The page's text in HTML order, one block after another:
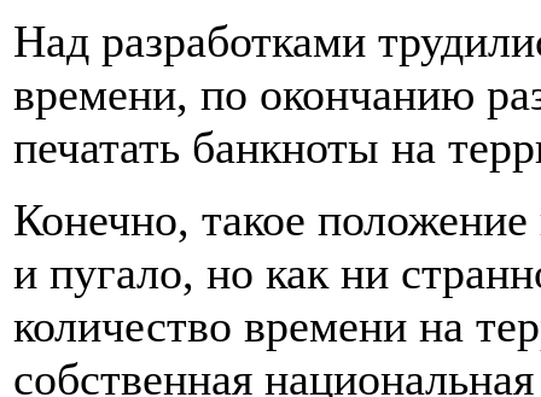
Над разработками
времени, по окончанию
печатать банкноты на
Конечно, такое
и пугало, но как ни
количество времени на
собственная